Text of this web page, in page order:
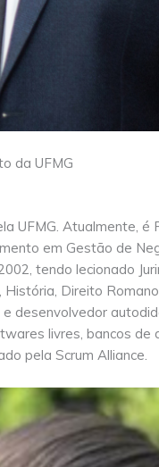
da UFMG
UFMG. Atualmente, é
em Gestão de
tendo lecionado
Direito
e desenvolvedor
livres, bancos de
pela Scrum Alliance.